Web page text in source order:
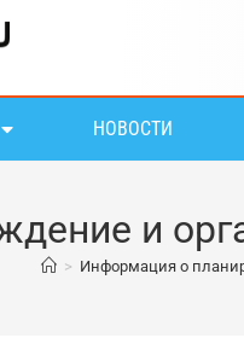
НОВОСТИ
и
> Информация о